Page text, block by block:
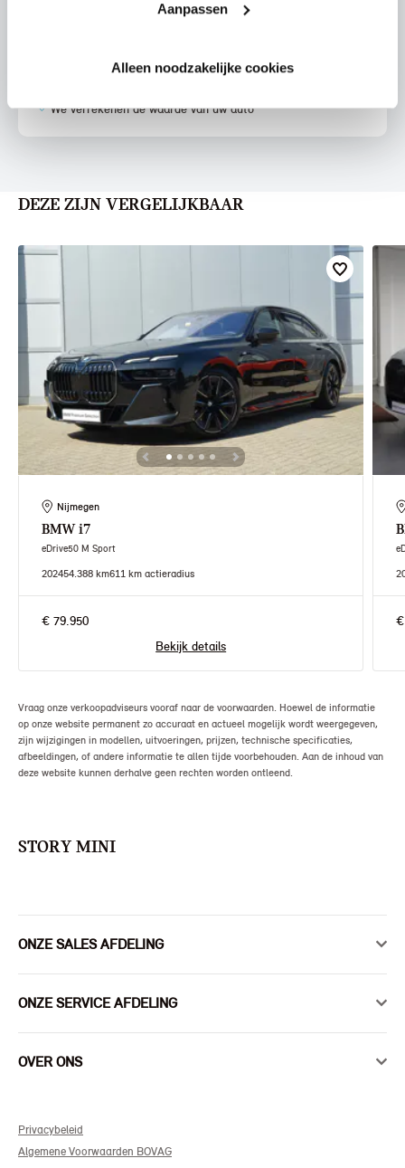
Aanpassen
Alleen noodzakelijke cookies
We verrekenen de waarde van uw auto
DEZE ZIJN VERGELIJKBAAR
Nijmegen
BMW i7
eDrive50 M Sport
202454.388 km611 km actieradius
€ 79.950
Bekijk details
Vraag onze verkoopadviseurs vooraf naar de voorwaarden. Hoewel de informatie
op onze website permanent zo accuraat en actueel mogelijk wordt weergegeven,
zijn wijzigingen in modellen, uitvoeringen, prijzen, technische specificaties,
afbeeldingen, of andere informatie te allen tijde voorbehouden. Aan de inhoud van
deze website kunnen derhalve geen rechten worden ontleend.
STORY MINI
ONZE SALES AFDELING
ONZE SERVICE AFDELING
OVER ONS
Privacybeleid
Algemene Voorwaarden BOVAG